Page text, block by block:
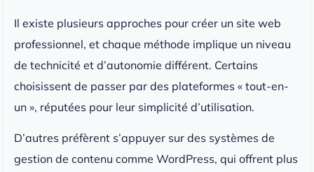
Il existe plusieurs approches pour créer un site web
professionnel, et chaque méthode implique un niveau
de technicité et d’autonomie différent. Certains
choisissent de passer par des plateformes « tout-en-
un », réputées pour leur simplicité d’utilisation.
D’autres préfèrent s’appuyer sur des systèmes de
gestion de contenu comme WordPress, qui offrent plus